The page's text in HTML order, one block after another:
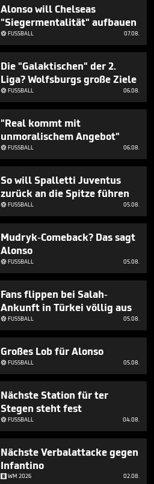
Alonso will Chelseas
"Siegermentalität" aufbauen
FUSSBALL 07.08.
Die "Galaktischen" der 2.
Liga? Wolfsburgs große Ziele
FUSSBALL 06.08.
"Real kommt mit
unmoralischem Angebot"
FUSSBALL 06.08.
So will Spalletti Juventus
zurück an die Spitze führen
FUSSBALL 05.08.
Mudryk-Comeback? Das sagt
Alonso
FUSSBALL 05.08.
Fans flippen bei Salah-
Ankunft in Türkei völlig aus
FUSSBALL 05.08.
Großes Lob für Alonso
FUSSBALL 05.08.
Nächste Station für ter
Stegen steht fest
FUSSBALL 04.08.
Nächste Verbalattacke gegen
Infantino
WM 2026 02.08.